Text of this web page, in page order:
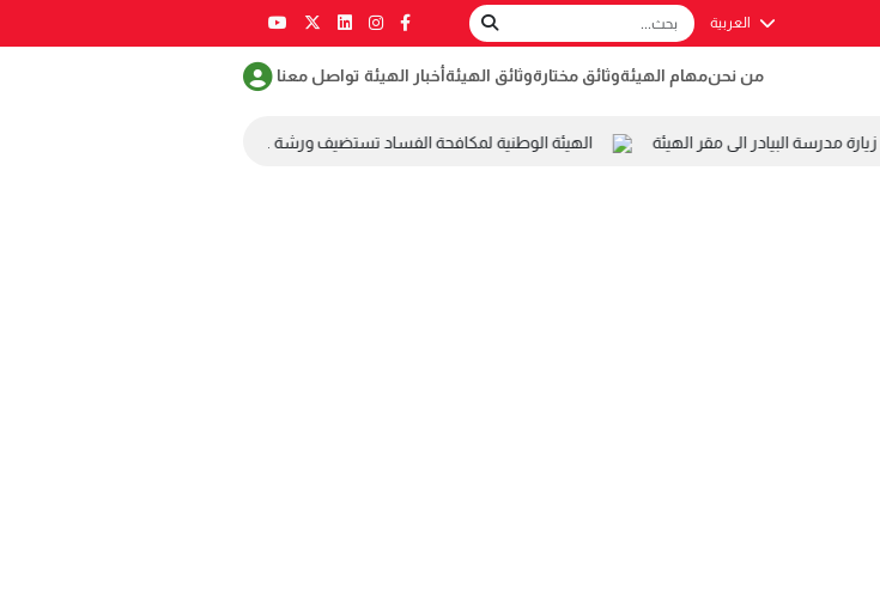
العربية
من نحنمهام الهيئةوثائق مختارةوثائق الهيئةأخبار الهيئة تواصل معنا
زيارة مدرسة البيادر الى مقر الهيئة الهيئة الوطنية لمكافحة الفساد تستضيف ورشة عمل ضمن مسابقة طلابية لمكافحة